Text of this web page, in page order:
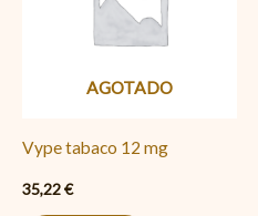
AGOTADO
Vype tabaco 12 mg
35,22€